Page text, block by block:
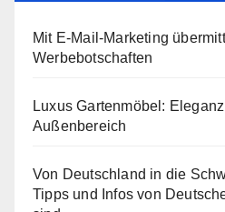
Mit E-Mail-Marketing
Werbebotschaften
Luxus Gartenmöbel:
Außenbereich
Von Deutschland in die
Tipps und Infos von